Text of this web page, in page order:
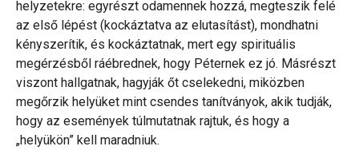
helyzetekre: egyrészt odamennek hozzá, megteszik felé
az első lépést (kockáztatva az elutasítást), mondhatni
kényszerítik, és kockáztatnak, mert egy spirituális
megérzésből ráébrednek, hogy Péternek ez jó. Másrészt
viszont hallgatnak, hagyják őt cselekedni, miközben
megőrzik helyüket mint csendes tanítványok, akik tudják,
hogy az események túlmutatnak rajtuk, és hogy a
„helyükön” kell maradniuk.